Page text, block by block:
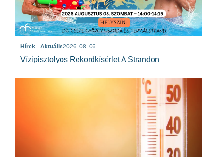
Hírek - Aktuális2026. 08. 06.
Vízipisztolyos Rekordkísérlet A Strandon